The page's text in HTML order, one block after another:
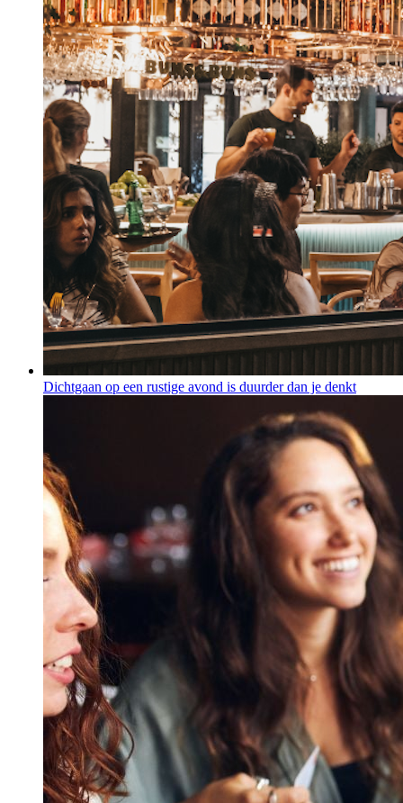
Dichtgaan op een rustige avond is duurder dan je denkt